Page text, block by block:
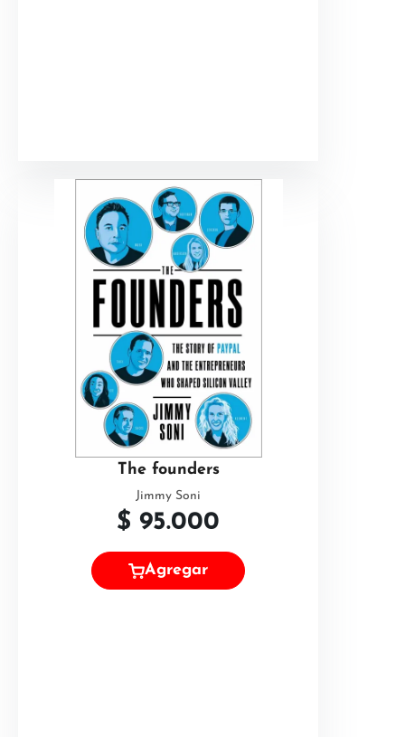
The founders
Jimmy Soni
$ 95.000
Agregar